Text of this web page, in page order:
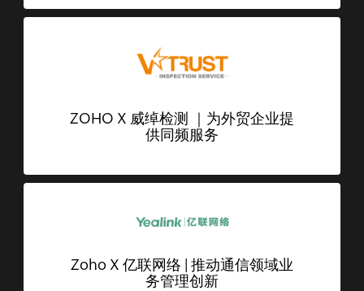
ZOHO X 威绰检测 ｜为外贸企业提
供同频服务
Zoho X 亿联网络 | 推动通信领域业
务管理创新